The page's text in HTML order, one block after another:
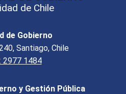
de Chile
de Gobierno
Santiago, Chile
2977 1484
y Gestión Pública